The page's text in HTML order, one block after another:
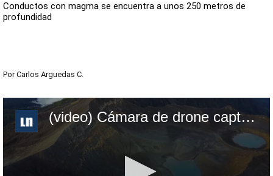
Conductos con magma se encuentra a unos 250 metros de
profundidad
Por Carlos Arguedas C.
(video) Cámara de drone capta lava en el volcán Turrialba